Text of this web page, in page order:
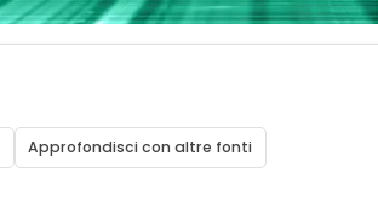
Approfondisci con altre fonti